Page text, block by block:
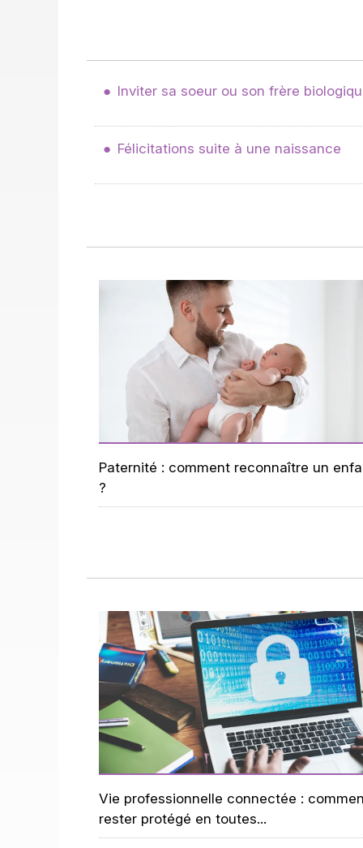
Inviter sa soeur ou son frère
Félicitations suite à une naissance
Paternité : comment reconnaître un
?
Vie professionnelle connectée :
rester protégé en toutes...